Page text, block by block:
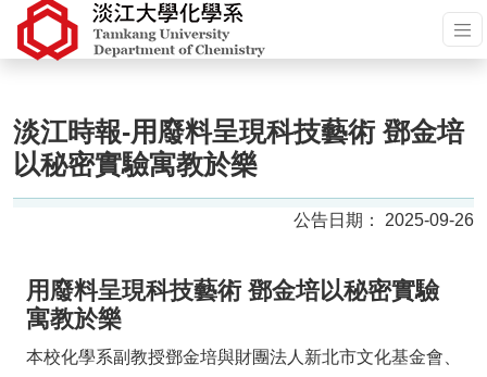
淡江時報-用廢料呈現科技藝術 鄧金培
以秘密實驗寓教於樂
2025-09-26
用廢料呈現科技藝術 鄧金培以秘密實驗
寓教於樂
本校化學系副教授鄧金培與財團法人新北市文化基金會、